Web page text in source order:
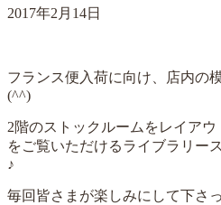
2017年2月14日
フランス便入荷に向け、店内の
(^^)
2階のストックルームをレイア
をご覧いただけるライブラリー
♪
毎回皆さまが楽しみにして下さ